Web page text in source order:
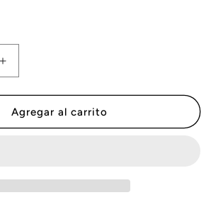
Aumentar
cantidad
para
Sombrero
Ankara
Agregar al carrito